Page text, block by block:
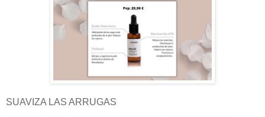
SUAVIZA LAS ARRUGAS